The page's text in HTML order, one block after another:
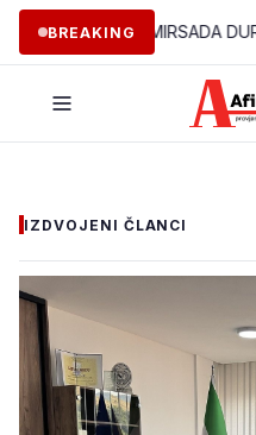
BREAKING
MIRSADA DURMIĆA•
IZDVOJENI ČLANCI